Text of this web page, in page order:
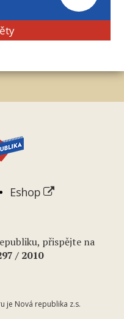
Eshop
přispějte na
/ 2010
je Nová republika z.s.